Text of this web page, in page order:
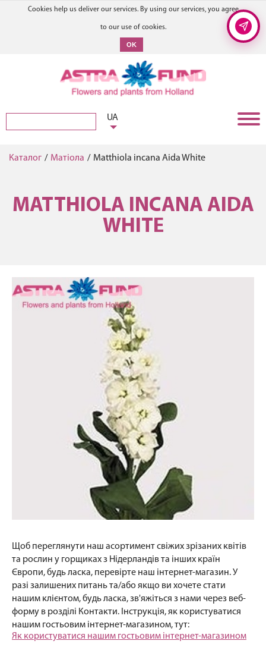
Cookies help us deliver our services. By using our services, you agree
to our use of cookies.
OK
UA
Каталог / Матіола / Matthiola incana Aida White
MATTHIOLA INCANA AIDA
WHITE
Щоб переглянути наш асортимент свіжих зрізаних квітів
та рослин у горщиках з Нідерландів та інших країн
Європи, будь ласка, перевірте наш інтернет-магазин. У
разі залишених питань та/або якщо ви хочете стати
нашим клієнтом, будь ласка, зв'яжіться з нами через веб-
форму в розділі Контакти. Інструкція, як користуватися
нашим гостьовим інтернет-магазином, тут:
Як користуватися нашим гостьовим інтернет-магазином